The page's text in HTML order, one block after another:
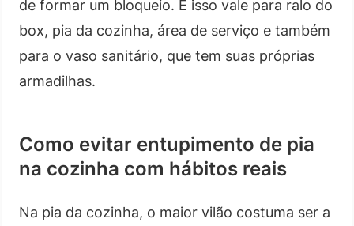
de formar um bloqueio. E isso vale para ralo do
box, pia da cozinha, área de serviço e também
para o vaso sanitário, que tem suas próprias
armadilhas.
Como evitar entupimento de pia
na cozinha com hábitos reais
Na pia da cozinha, o maior vilão costuma ser a